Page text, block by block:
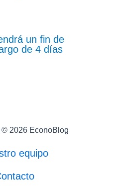
un fin de
de 4 días
© 2026 EconoBlog
equipo